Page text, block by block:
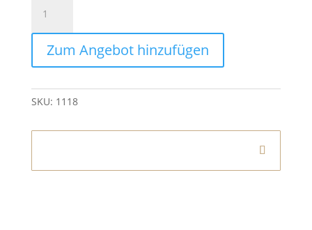
Frame
|
Weiß
quantity
Zum Angebot hinzufügen
SKU: 1118